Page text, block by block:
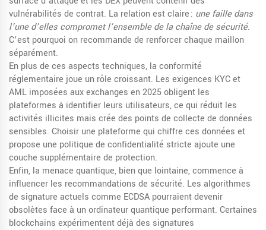
vulnérabilités de contrat. La relation est claire : une faille dans
l’une d’elles compromet l’ensemble de la chaîne de sécurité.
C’est pourquoi on recommande de renforcer chaque maillon
séparément.
En plus de ces aspects techniques, la conformité
réglementaire joue un rôle croissant. Les exigences KYC et
AML imposées aux exchanges en 2025 obligent les
plateformes à identifier leurs utilisateurs, ce qui réduit les
activités illicites mais crée des points de collecte de données
sensibles. Choisir une plateforme qui chiffre ces données et
propose une politique de confidentialité stricte ajoute une
couche supplémentaire de protection.
Enfin, la menace quantique, bien que lointaine, commence à
influencer les recommandations de sécurité. Les algorithmes
de signature actuels comme ECDSA pourraient devenir
obsolètes face à un ordinateur quantique performant. Certaines
blockchains expérimentent déjà des signatures